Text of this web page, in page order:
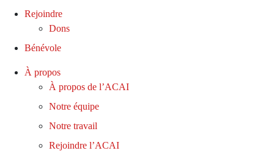
Rejoindre
Dons
Bénévole
À propos
À propos de l’ACAI
Notre équipe
Notre travail
Rejoindre l’ACAI